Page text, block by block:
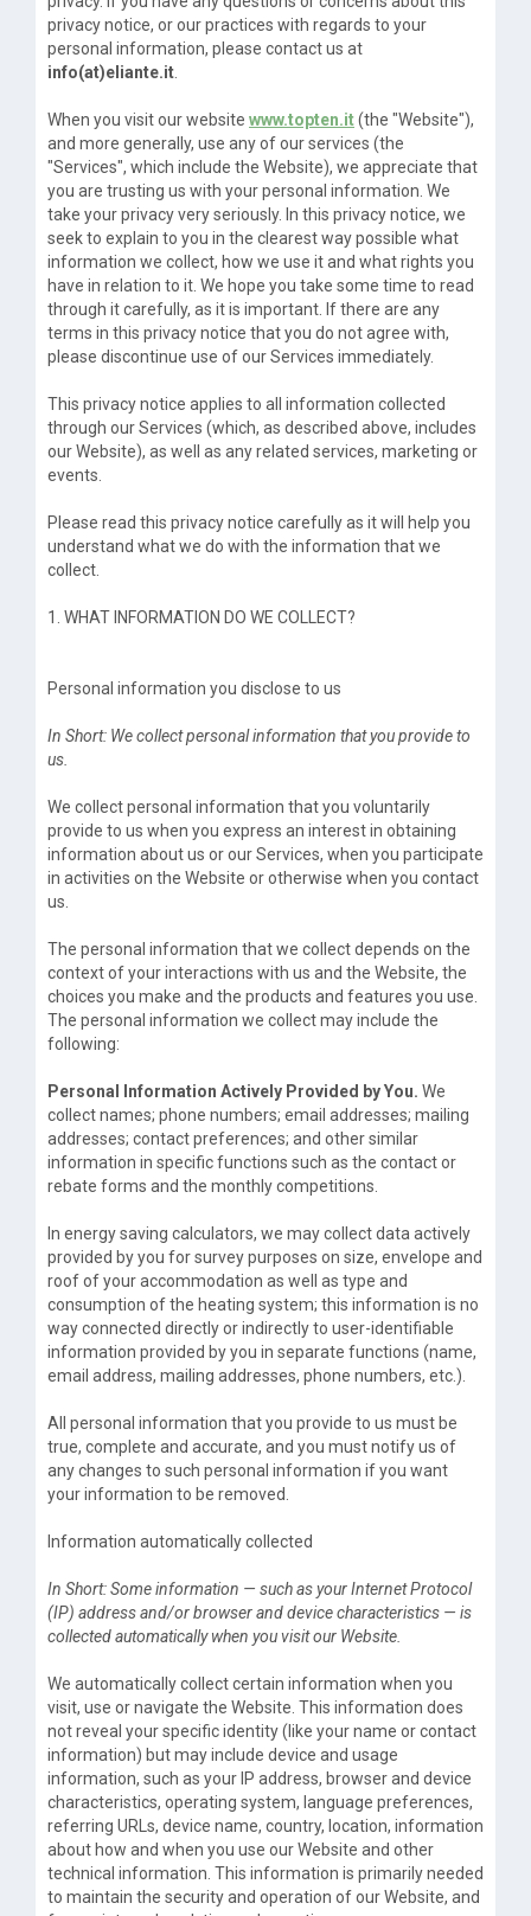
privacy notice, or our practices with regards to your
personal information, please contact us at
info(at)eliante.it
When you visit our website www.topten.it(the "Website"),
and more generally, use any of our services (the
"Services", which include the Website), we appreciate that
you are trusting us with your personal information. We
take your privacy very seriously. In this privacy notice, we
seek to explain to you in the clearest way possible what
information we collect, how we use it and what rights you
have in relation to it. We hope you take some time to read
through it carefully, as it is important. If there are any
terms in this privacy notice that you do not agree with,
please discontinue use of our Services immediately.
This privacy notice applies to all information collected
through our Services (which, as described above, includes
our Website), as well as any related services, marketing or
events.
Please read this privacy notice carefully as it will help you
understand what we do with the information that we
collect.
1. WHAT INFORMATION DO WE COLLECT?
Personal information you disclose to us
In Short: We collect personal information that you provide to
us.
We collect personal information that you voluntarily
provide to us when you express an interest in obtaining
information about us or our Services, when you participate
in activities on the Website or otherwise when you contact
us.
The personal information that we collect depends on the
context of your interactions with us and the Website, the
choices you make and the products and features you use.
The personal information we collect may include the
following:
Personal Information Actively Provided by You. We
collect names; phone numbers; email addresses; mailing
addresses; contact preferences; and other similar
information in specific functions such as the contact or
rebate forms and the monthly competitions.
In energy saving calculators, we may collect data actively
provided by you for survey purposes on size, envelope and
roof of your accommodation as well as type and
consumption of the heating system; this information is no
way connected directly or indirectly to user-identifiable
information provided by you in separate functions (name,
email address, mailing addresses, phone numbers, etc.).
All personal information that you provide to us must be
true, complete and accurate, and you must notify us of
any changes to such personal information if you want
your information to be removed.
Information automatically collected
In Short: Some information — such as your Internet Protocol
(IP) address and/or browser and device characteristics — is
collected automatically when you visit our Website.
We automatically collect certain information when you
visit, use or navigate the Website. This information does
not reveal your specific identity (like your name or contact
information) but may include device and usage
information, such as your IP address, browser and device
characteristics, operating system, language preferences,
referring URLs, device name, country, location, information
about how and when you use our Website and other
technical information. This information is primarily needed
to maintain the security and operation of our Website, and